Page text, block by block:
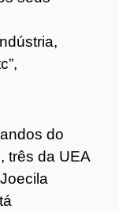
do
três da UEA